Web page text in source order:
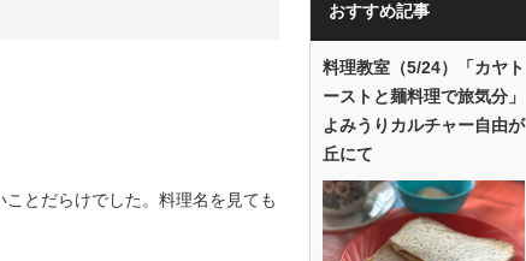
とだらけでした。料理名を見ても
おすすめ記事
料理教室（5/24）「カヤト
ーストと麺料理で旅気分」
よみうりカルチャー自由が
丘にて